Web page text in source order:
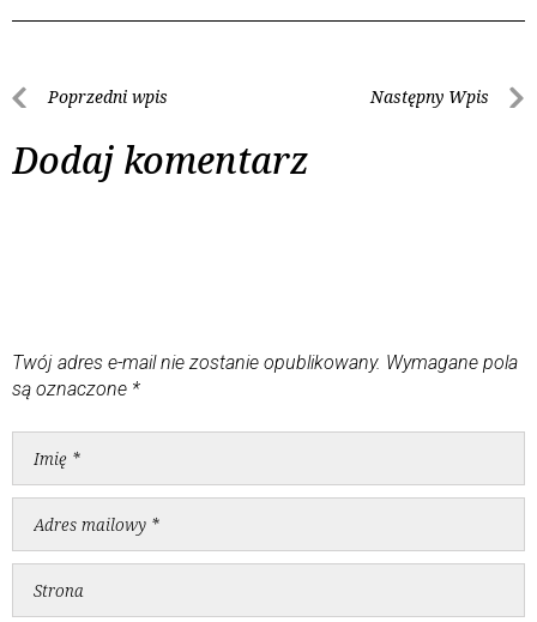
Poprzedni wpis Następny Wpis
Dodaj komentarz
Twój adres e-mail nie zostanie opublikowany. Wymagane pola
są oznaczone *